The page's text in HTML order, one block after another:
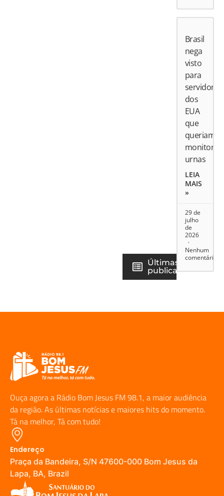
Últimas
publicações
Brasil
nega
visto
para
servidores
dos
EUA
que
queriam
monitorar
urnas
LEIA
MAIS
»
29 de
julho
de
2026
Nenhum
comentário
Ouça agora a Rádio Bom Jesus FM 98.1, a maior audiência
da região. As últimas notícias e maiores hits do momento.
Tá na melhor, Tá com tudo!
Endereço
Praça da Bandeira, S/N 47600-000 Bom Jesus da
Lapa, BA, Brazil